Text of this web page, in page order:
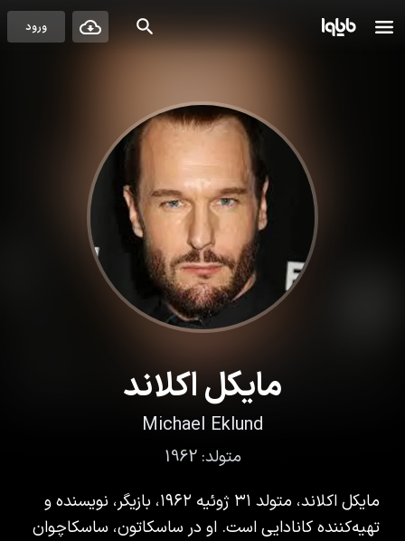
ورود
مایکل اکلاند
Michael Eklund
متولد:1962
مایکل اکلاند، متولد ۳۱ ژوئیه ۱۹۶۲، بازیگر، نویسنده و
تهیه‌کننده کانادایی است. او در ساسکاتون، ساسکاچوان